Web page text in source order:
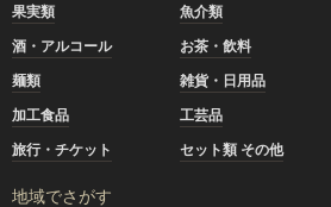
果実類
魚介類
酒・アルコール
お茶・飲料
麺類
雑貨・日用品
加工食品
工芸品
旅行・チケット
セット類 その他
地域でさがす